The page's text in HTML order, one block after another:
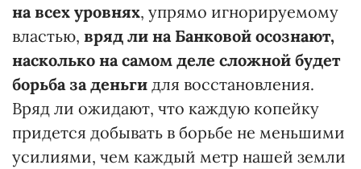
на всех уровнях, упрямо игнорируемому
властью, вряд ли на Банковой осознают,
насколько на самом деле сложной будет
борьба за деньги для восстановления.
Вряд ли ожидают, что каждую копейку
придется добывать в борьбе не меньшими
усилиями, чем каждый метр нашей земли